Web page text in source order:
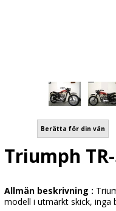
Berätta för din vän
Triumph
Allmän beskrivning :
modell i utmärkt skick, inga